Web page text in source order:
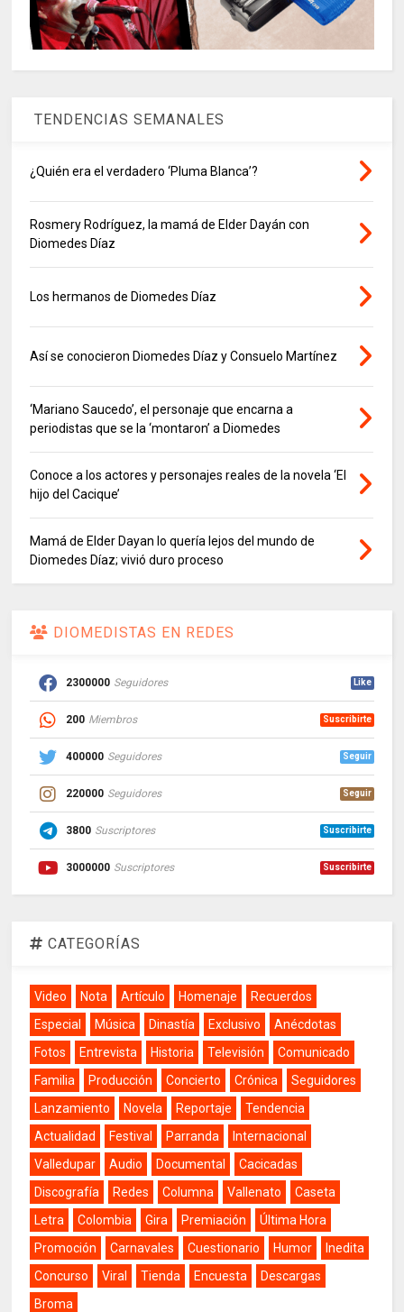
TENDENCIAS SEMANALES
¿Quién era el verdadero ‘Pluma Blanca’?
Rosmery Rodríguez, la mamá de Elder Dayán con
Diomedes Díaz
Los hermanos de Diomedes Díaz
Así se conocieron Diomedes Díaz y Consuelo Martínez
‘Mariano Saucedo’, el personaje que encarna a
periodistas que se la ‘montaron’ a Diomedes
Conoce a los actores y personajes reales de la novela ‘El
hijo del Cacique’
Mamá de Elder Dayan lo quería lejos del mundo de
Diomedes Díaz; vivió duro proceso
DIOMEDISTAS EN REDES
2300000 Seguidores Like
200 Miembros Suscribirte
400000 Seguidores Seguir
220000 Seguidores Seguir
3800 Suscriptores Suscribirte
3000000 Suscriptores Suscribirte
CATEGORÍAS
Video Nota Artículo Homenaje
Recuerdos
Especial
Música Dinastía Exclusivo
Anécdotas
Fotos
Entrevista Historia Televisión
Comunicado
Familia
Producción Concierto Crónica
Seguidores
Lanzamiento
Novela Reportaje
Tendencia
Actualidad
Festival Parranda
Internacional
Valledupar
Audio Documental
Cacicadas
Discografía
Redes Columna Vallenato
Caseta
Letra
Colombia Gira Premiación
Última Hora
Promoción
Carnavales Cuestionario Humor
Inedita
Concurso
Viral Tienda Encuesta
Descargas
Broma